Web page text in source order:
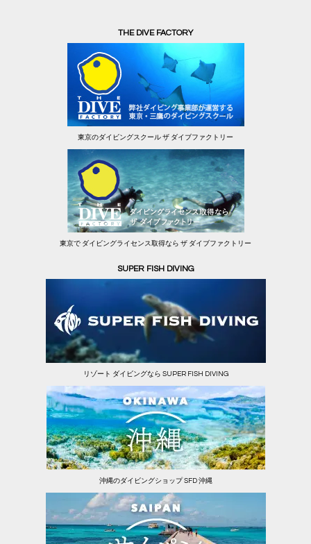
THE DIVE FACTORY
東京のダイビングスクール ザ ダイブファクトリー
東京で ダイビングライセンス取得なら ザ ダイブファクトリー
SUPER FISH DIVING
リゾート ダイビングなら SUPER FISH DIVING
沖縄のダイビングショップ SFD 沖縄